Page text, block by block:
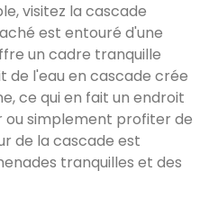
visitez la cascade
est entouré d'une
un cadre tranquille
de l'eau en cascade crée
ce qui en fait un endroit
ou simplement profiter de
de la cascade est
tranquilles et des